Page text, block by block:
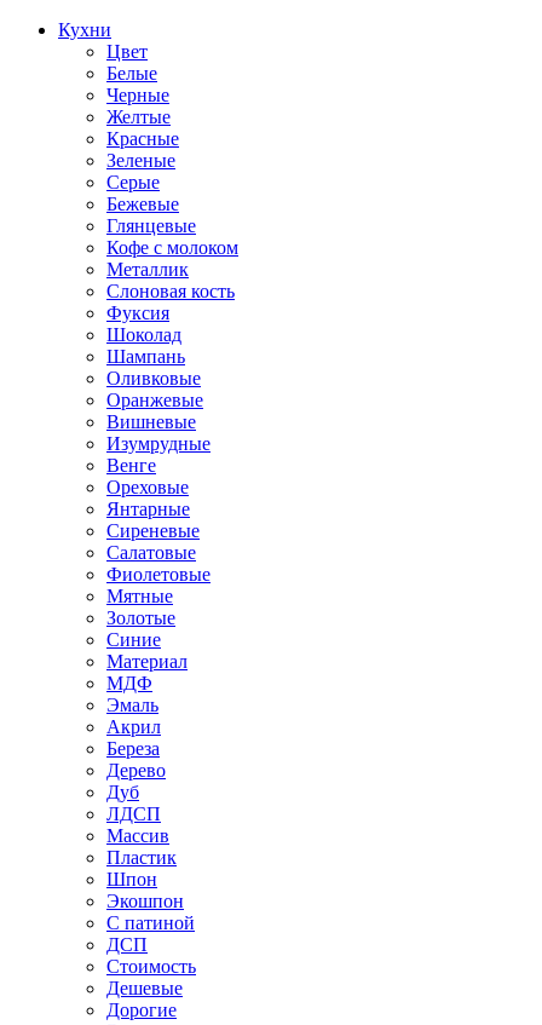
Кухни
Цвет
Белые
Черные
Желтые
Красные
Зеленые
Серые
Бежевые
Глянцевые
Кофе с молоком
Металлик
Слоновая кость
Фуксия
Шоколад
Шампань
Оливковые
Оранжевые
Вишневые
Изумрудные
Венге
Ореховые
Янтарные
Сиреневые
Салатовые
Фиолетовые
Мятные
Золотые
Синие
Материал
МДФ
Эмаль
Акрил
Береза
Дерево
Дуб
ЛДСП
Массив
Пластик
Шпон
Экошпон
С патиной
ДСП
Стоимость
Дешевые
Дорогие